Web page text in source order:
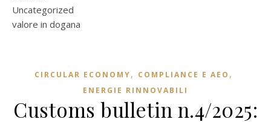
Uncategorized
valore in dogana
CIRCULAR ECONOMY, COMPLIANCE E AEO ,
ENERGIE RINNOVABILI
Customs bulletin n.4/2025: